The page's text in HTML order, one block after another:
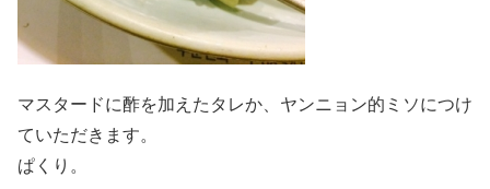
マスタードに酢を加えたタレか、ヤンニョン的ミソにつけ
ていただきます。
ぱくり。